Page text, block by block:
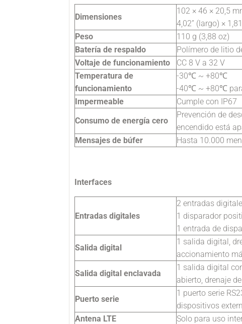
Dimensiones
102 × 46 × 20,5
4,02” (largo) ×
Peso
110 g (3,88 oz)
Batería de respaldo
Polímero de litio
Voltaje de funcionamiento
CC 8 V a 32 V
Temperatura de
funcionamiento
-30℃ ~ +80℃
-40℃ ~ +80℃
Impermeable
Cumple con IP67
Consumo de energía cero
Prevención de
encendido está
Mensajes de búfer
Hasta 10.000
Interfaces
Entradas digitales
2 entradas
1 disparador
1 entrada de
Salida digital
1 salida digital,
accionamiento
Salida digital enclavada
1 salida digital
abierto, drenaje
Puerto serie
1 puerto serie
dispositivos
Antena LTE
Solo para uso